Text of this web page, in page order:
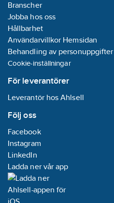
Branscher
Jobba hos oss
Hållbarhet
Användarvillkor Hemsidan
Behandling av personuppgifter
Cookie-inställningar
För leverantörer
Leverantör hos Ahlsell
Följ oss
Facebook
Instagram
LinkedIn
Ladda ner vår app